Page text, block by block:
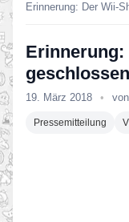
Erinnerung: Der Wii-
Erinnerung:
geschlossen
19. März 2018 • von
Pressemitteilung